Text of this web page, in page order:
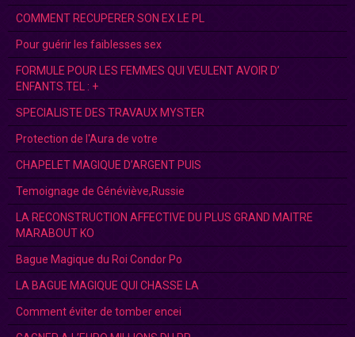
COMMENT RECUPERER SON EX LE PL
Pour guérir les faiblesses sex
FORMULE POUR LES FEMMES QUI VEULENT AVOIR D’
ENFANTS.TEL : +
SPECIALISTE DES TRAVAUX MYSTER
Protection de l'Aura de votre
CHAPELET MAGIQUE D’ARGENT PUIS
Temoignage de Généviève,Russie
LA RECONSTRUCTION AFFECTIVE DU PLUS GRAND MAITRE
MARABOUT KO
Bague Magique du Roi Condor Po
LA BAGUE MAGIQUE QUI CHASSE LA
Comment éviter de tomber encei